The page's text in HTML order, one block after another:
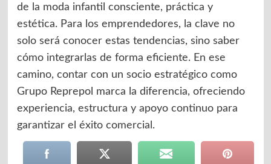
de la moda infantil consciente, práctica y
estética. Para los emprendedores, la clave no
solo será conocer estas tendencias, sino saber
cómo integrarlas de forma eficiente. En ese
camino, contar con un socio estratégico como
Grupo Reprepol marca la diferencia, ofreciendo
experiencia, estructura y apoyo continuo para
garantizar el éxito comercial.